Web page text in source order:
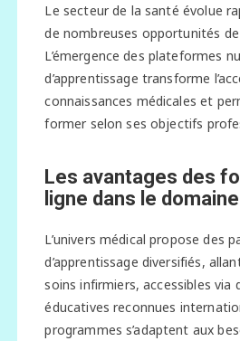
Le secteur de la santé évolue
de nombreuses opportunités
L’émergence des plateformes
d’apprentissage transforme
connaissances médicales et
former selon ses objectifs
Les avantages des
ligne dans le
L’univers médical propose des
d’apprentissage diversifiés,
soins infirmiers, accessibles via
éducatives reconnues
programmes s’adaptent aux